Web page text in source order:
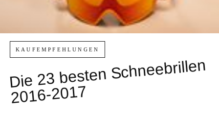
KAUFEMPFEHLUNGEN
Die 23 besten Schneebrillen
2016-2017